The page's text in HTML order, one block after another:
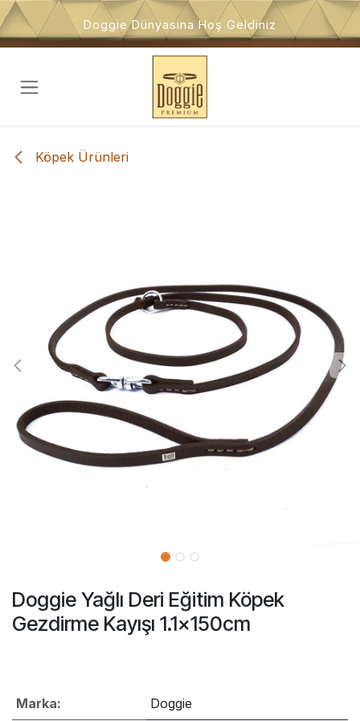
İçeriğe atla
Doggie Dünyasına Hoş Geldiniz
Köpek Ürünleri
Doggie Yağlı Deri Eğitim Köpek
Gezdirme Kayışı 1.1x150cm
Marka: Doggie